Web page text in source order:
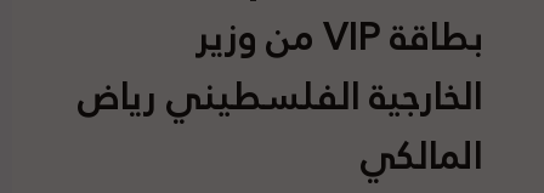
بطاقة VIP من وزير
الخارجية الفلسطيني رياض
المالكي